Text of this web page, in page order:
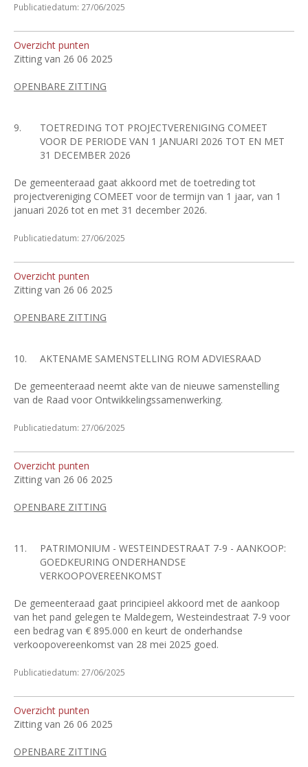
Publicatiedatum: 27/06/2025
Overzicht punten
Zitting van 26 06 2025
OPENBARE ZITTING
9.
TOETREDING TOT PROJECTVERENIGING COMEET
VOOR DE PERIODE VAN 1 JANUARI 2026 TOT EN MET
31 DECEMBER 2026
De gemeenteraad gaat akkoord met de toetreding tot
projectvereniging COMEET voor de termijn van 1 jaar, van 1
januari 2026 tot en met 31 december 2026.
Publicatiedatum: 27/06/2025
Overzicht punten
Zitting van 26 06 2025
OPENBARE ZITTING
10. AKTENAME SAMENSTELLING ROM ADVIESRAAD
De gemeenteraad neemt akte van de nieuwe samenstelling
van de Raad voor Ontwikkelingssamenwerking.
Publicatiedatum: 27/06/2025
Overzicht punten
Zitting van 26 06 2025
OPENBARE ZITTING
11.
PATRIMONIUM - WESTEINDESTRAAT 7-9 - AANKOOP:
GOEDKEURING ONDERHANDSE
VERKOOPOVEREENKOMST
De gemeenteraad gaat principieel akkoord met de aankoop
van het pand gelegen te Maldegem, Westeindestraat 7-9 voor
een bedrag van € 895.000 en keurt de onderhandse
verkoopovereenkomst van 28 mei 2025 goed.
Publicatiedatum: 27/06/2025
Overzicht punten
Zitting van 26 06 2025
OPENBARE ZITTING